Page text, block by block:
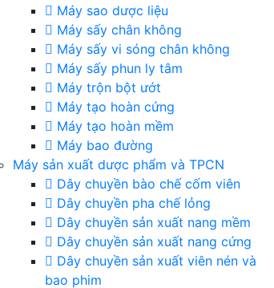
Máy sao dược liệu
Máy sấy chân không
Máy sấy vi sóng chân không
Máy sấy phun ly tâm
Máy trộn bột ướt
Máy tạo hoàn cứng
Máy tạo hoàn mềm
Máy bao đường
Máy sản xuất dược phẩm và TPCN
Dây chuyền bào chế cốm viên
Dây chuyền pha chế lỏng
Dây chuyền sản xuất nang mềm
Dây chuyền sản xuất nang cứng
Dây chuyền sản xuất viên nén và
bao phim